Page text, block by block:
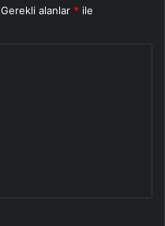
Gerekli alanlar * ile